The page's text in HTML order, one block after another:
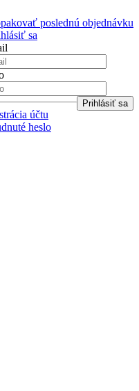
poslednú objednávku
sa
účtu
heslo